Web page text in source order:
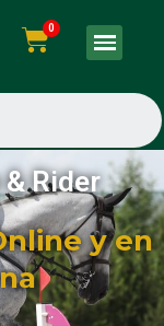
Rider
y en